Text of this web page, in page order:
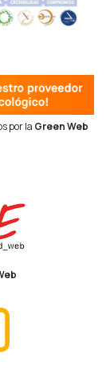
por la Green Web